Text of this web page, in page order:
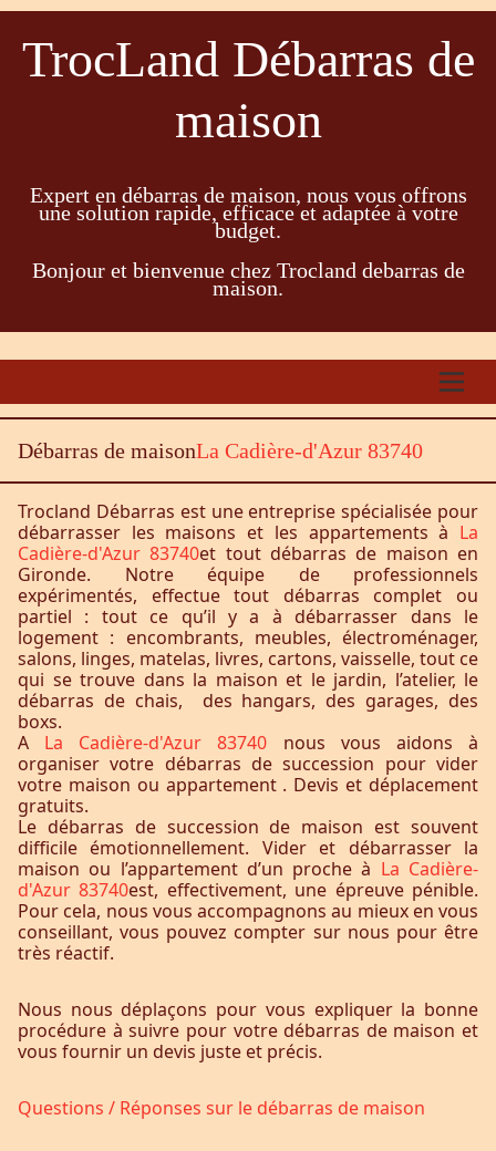
TrocLand Débarras de
maison
Expert en débarras de maison, nous vous offrons
une solution rapide, efficace et adaptée à votre
budget.
Bonjour et bienvenue chez Trocland debarras de
maison.
Débarras de maisonLa Cadière-d'Azur 83740
Trocland Débarras est une entreprise spécialisée pour
débarrasser les maisons et les appartements à La
Cadière-d'Azur 83740et tout débarras de maison en
Gironde. Notre équipe de professionnels
expérimentés, effectue tout débarras complet ou
partiel : tout ce qu’il y a à débarrasser dans le
logement : encombrants, meubles, électroménager,
salons, linges, matelas, livres, cartons, vaisselle, tout ce
qui se trouve dans la maison et le jardin, l’atelier, le
débarras de chais, des hangars, des garages, des
boxs.
A La Cadière-d'Azur 83740 nous vous aidons à
organiser votre débarras de succession pour vider
votre maison ou appartement . Devis et déplacement
gratuits.
Le débarras de succession de maison est souvent
difficile émotionnellement. Vider et débarrasser la
maison ou l’appartement d’un proche à La Cadière-
d'Azur 83740est, effectivement, une épreuve pénible.
Pour cela, nous vous accompagnons au mieux en vous
conseillant, vous pouvez compter sur nous pour être
très réactif.
Nous nous déplaçons pour vous expliquer la bonne
procédure à suivre pour votre débarras de maison et
vous fournir un devis juste et précis.
Questions / Réponses sur le débarras de maison